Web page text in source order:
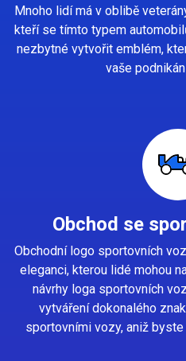
Mnoho lidí má v oblibě
kteří se tímto typem
nezbytné vytvořit emblém,
vaše
Obchod se
Obchodní logo sportovních
eleganci, kterou lidé mohou
návrhy loga sportovních
vytváření dokonalého
sportovními vozy, aniž